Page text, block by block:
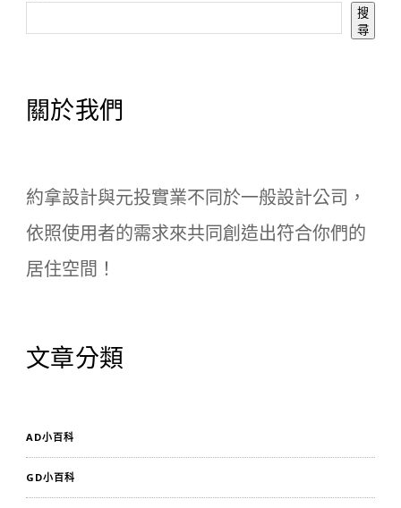
搜
尋
關於我們
約拿設計與元投實業不同於一般設計公司，
依照使用者的需求來共同創造出符合你們的
居住空間！
文章分類
AD小百科
GD小百科